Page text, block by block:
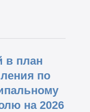
в план
по
на 2026